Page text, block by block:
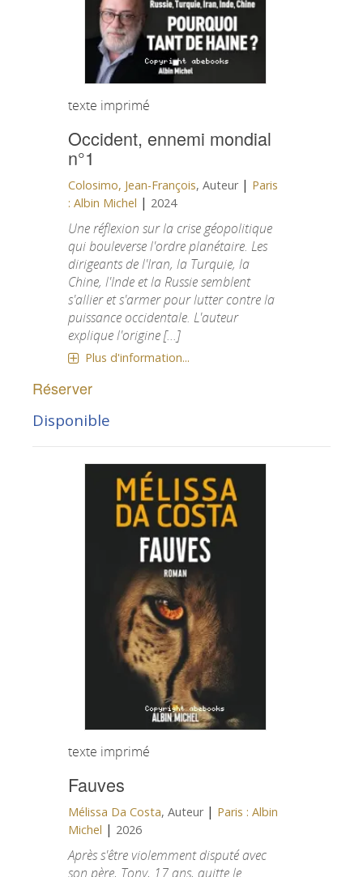
texte imprimé
Occident, ennemi mondial
n°1
Colosimo, Jean-François, Auteur | Paris
: Albin Michel | 2024
Une réflexion sur la crise géopolitique
qui bouleverse l'ordre planétaire. Les
dirigeants de l'Iran, la Turquie, la
Chine, l'Inde et la Russie semblent
s'allier et s'armer pour lutter contre la
puissance occidentale. L'auteur
explique l'origine [...]
Plus d'information...
Réserver
Disponible
texte imprimé
Fauves
Mélissa Da Costa, Auteur | Paris : Albin
Michel | 2026
Après s'être violemment disputé avec
son père, Tony, 17 ans, quitte le